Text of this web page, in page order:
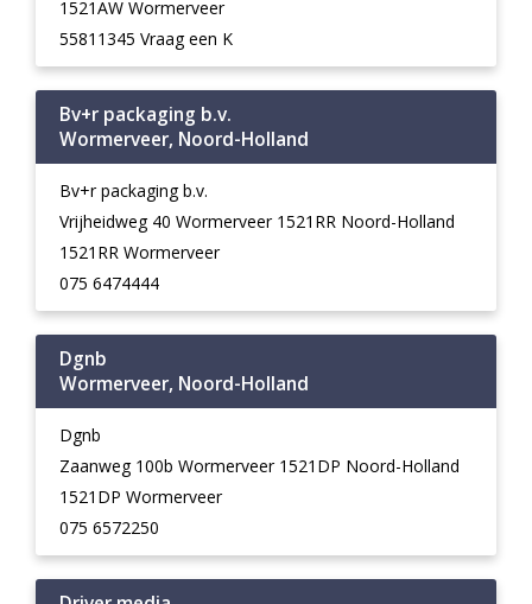
1521AW Wormerveer
55811345 Vraag een K
Bv+r packaging b.v.
Wormerveer, Noord-Holland
Bv+r packaging b.v.
Vrijheidweg 40 Wormerveer 1521RR Noord-Holland
1521RR Wormerveer
075 6474444
Dgnb
Wormerveer, Noord-Holland
Dgnb
Zaanweg 100b Wormerveer 1521DP Noord-Holland
1521DP Wormerveer
075 6572250